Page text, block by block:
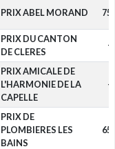
PRIX ABEL MORAND
PRIX DU CANTON
DE CLERES
-
PRIX AMICALE DE
L'HARMONIE DE LA
CAPELLE
-
PRIX DE
PLOMBIERES LES
BAINS